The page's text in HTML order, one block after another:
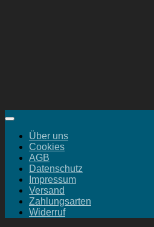
Über uns
Cookies
AGB
Datenschutz
Impressum
Versand
Zahlungsarten
Widerruf